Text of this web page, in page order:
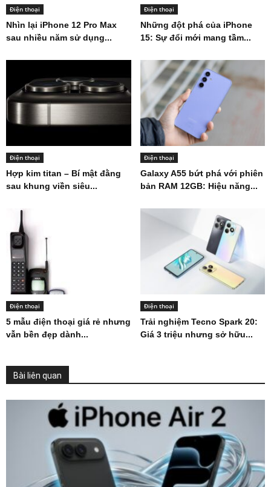
Điện thoại
Nhìn lại iPhone 12 Pro Max
sau nhiều năm sử dụng...
Điện thoại
Những đột phá của iPhone
15: Sự đổi mới mang tầm...
Điện thoại
Hợp kim titan – Bí mật đằng
sau khung viền siêu...
Điện thoại
Galaxy A55 bứt phá với phiên
bản RAM 12GB: Hiệu năng...
Điện thoại
5 mẫu điện thoại giá rẻ nhưng
vẫn bền đẹp dành...
Điện thoại
Trải nghiệm Tecno Spark 20:
Giá 3 triệu nhưng sở hữu...
Bài liên quan